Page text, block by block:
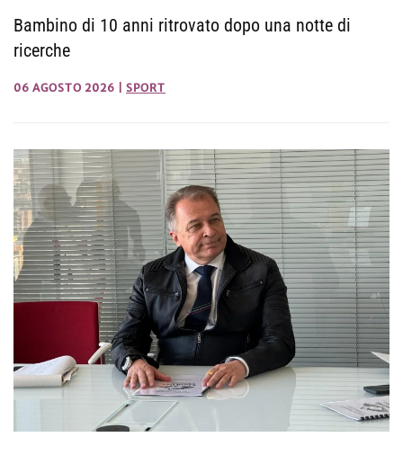
Bambino di 10 anni ritrovato dopo una notte di
ricerche
06 AGOSTO 2026 SPORT